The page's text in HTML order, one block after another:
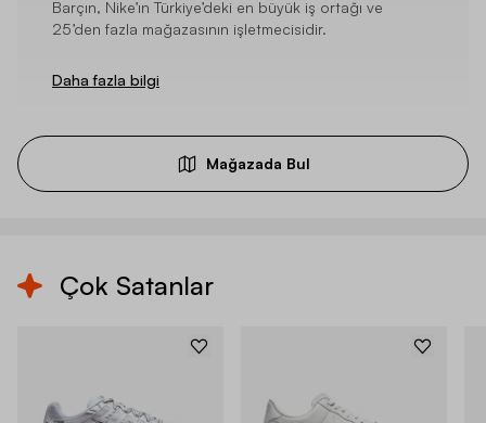
Barçın, Nike’ın Türkiye’deki en büyük iş ortağı ve
25’den fazla mağazasının işletmecisidir.
Daha fazla bilgi
Mağazada Bul
Çok Satanlar